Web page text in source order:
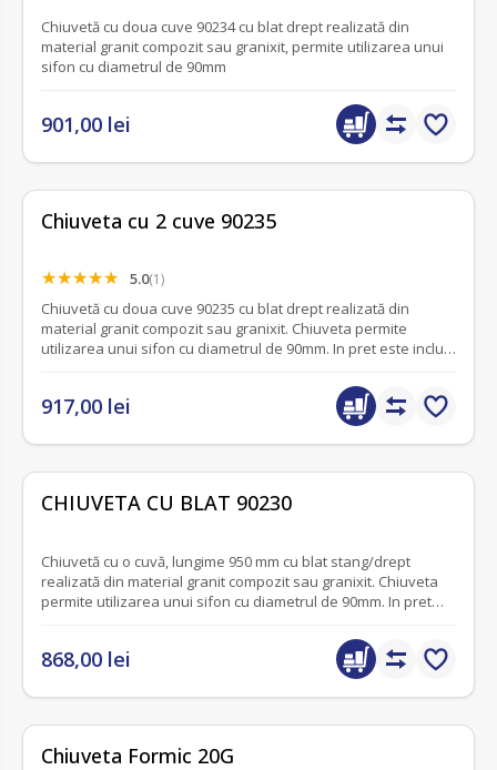
Chiuvetă cu doua cuve 90234 cu blat drept realizată din
material granit compozit sau granixit, permite utilizarea unui
sifon cu diametrul de 90mm
901,00 lei
Chiuveta cu 2 cuve 90235
5.0(1)
Chiuvetă cu doua cuve 90235 cu blat drept realizată din
material granit compozit sau granixit. Chiuveta permite
utilizarea unui sifon cu diametrul de 90mm. In pret este inclus
917,00 lei
CHIUVETA CU BLAT 90230
Chiuvetă cu o cuvă, lungime 950 mm cu blat stang/drept
realizată din material granit compozit sau granixit. Chiuveta
permite utilizarea unui sifon cu diametrul de 90mm. In pret
conectarea masinii de spalat vase si masinii de spalat.
868,00 lei
Chiuveta Formic 20G